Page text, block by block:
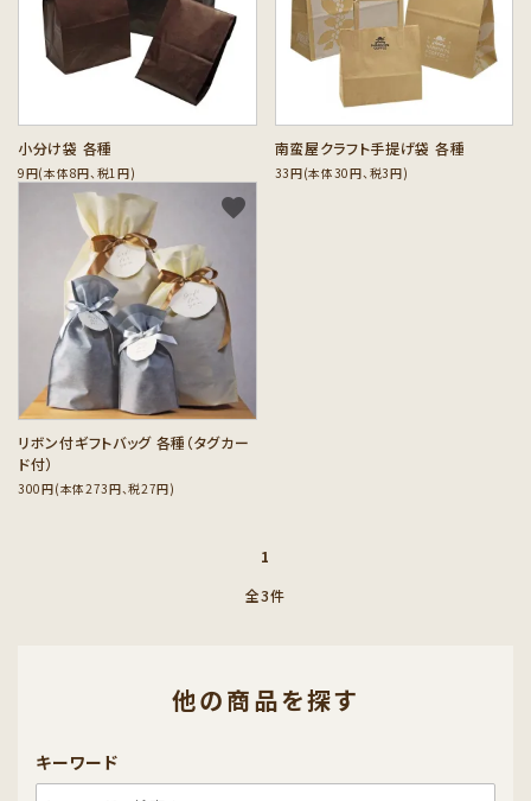
カテゴリーから探す
セット商品から探す
ご利用ガイド
インフォメーション
小分け袋 各種
9円(本体8円、税1円)
南蛮屋クラフト手提げ袋 各種
33円(本体30円、税3円)
リボン付ギフトバッグ 各種（タグカー
ド付）
300円(本体273円、税27円)
favorite
1
全3件
他の商品を探す
キーワード